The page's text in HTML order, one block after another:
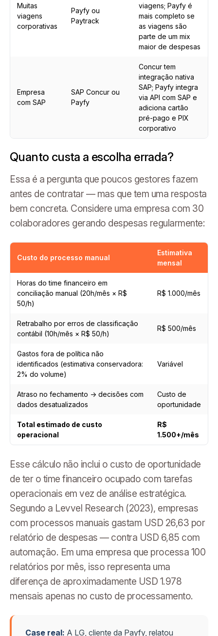
Muitas
viagens
corporativas
Payfy ou
Paytrack
viagens; Payfy é
mais completo se
as viagens são
parte de um mix
maior de despesas
Empresa
com SAP
SAP Concur ou
Payfy
Concur tem
integração nativa
SAP; Payfy integra
via API com SAP e
adiciona cartão
pré-pago e PIX
corporativo
Quanto custa a escolha errada?
Essa é a pergunta que poucos gestores fazem
antes de contratar — mas que tem uma resposta
bem concreta. Considere uma empresa com 30
colaboradores gerando despesas regularmente:
Custo do processo manual
Estimativa
mensal
Horas do time financeiro em
conciliação manual (20h/mês × R$
50/h)
R$ 1.000/mês
Retrabalho por erros de classificação
contábil (10h/mês × R$ 50/h)
R$ 500/mês
Gastos fora de política não
identificados (estimativa conservadora:
2% do volume)
Variável
Atraso no fechamento → decisões com
dados desatualizados
Custo de
oportunidade
Total estimado de custo
operacional
R$
1.500+/mês
Esse cálculo não inclui o custo de oportunidade
de ter o time financeiro ocupado com tarefas
operacionais em vez de análise estratégica.
Segundo a Levvel Research (2023), empresas
com processos manuais gastam USD 26,63 por
relatório de despesas — contra USD 6,85 com
automação. Em uma empresa que processa 100
relatórios por mês, isso representa uma
diferença de aproximadamente USD 1.978
mensais apenas no custo de processamento.
Case real: A LG, cliente da Payfy, relatou